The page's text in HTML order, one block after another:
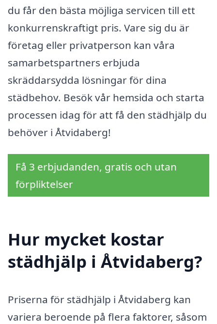
du får den bästa möjliga servicen till ett
konkurrenskraftigt pris. Vare sig du är
företag eller privatperson kan våra
samarbetspartners erbjuda
skräddarsydda lösningar för dina
städbehov. Besök vår hemsida och starta
processen idag för att få den städhjälp du
behöver i Åtvidaberg!
Få 3 erbjudanden, gratis och utan
förpliktelser
Hur mycket kostar
städhjälp i Åtvidaberg?
Priserna för städhjälp i Åtvidaberg kan
variera beroende på flera faktorer, såsom